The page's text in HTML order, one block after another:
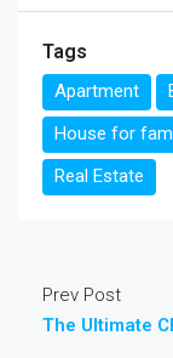
Tags
Apartment
House for
Real Estate
Prev Post
The Ultimate